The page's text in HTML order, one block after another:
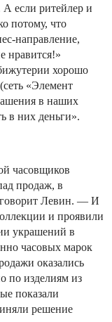
А если ритейлер и
потому, что
направление,
нравится!»
хорошо
«Элемент
в наших
в них деньги».
часовщиков
продаж, в
говорит Левин. — И
и проявили
украшений в
часовых марок
оказались
по изделиям из
показали
решение